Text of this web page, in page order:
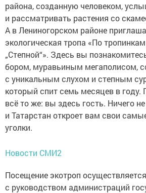
района, созданную человеком,
и рассматривать растения со
А в Лениногорском районе
экологическая тропа «По
„Степной“». Здесь вы
бором, муравьиным мегаполисом,
с уникальным слухом и степным
который спит семь месяцев в году.
всё то же: вы здесь гость. Ничего
и Татарстан откроет вам свои
уголки.
Новости СМИ2
Посещение экотроп
с руководством администраций